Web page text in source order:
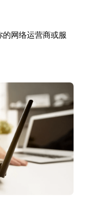
网络运营商或服